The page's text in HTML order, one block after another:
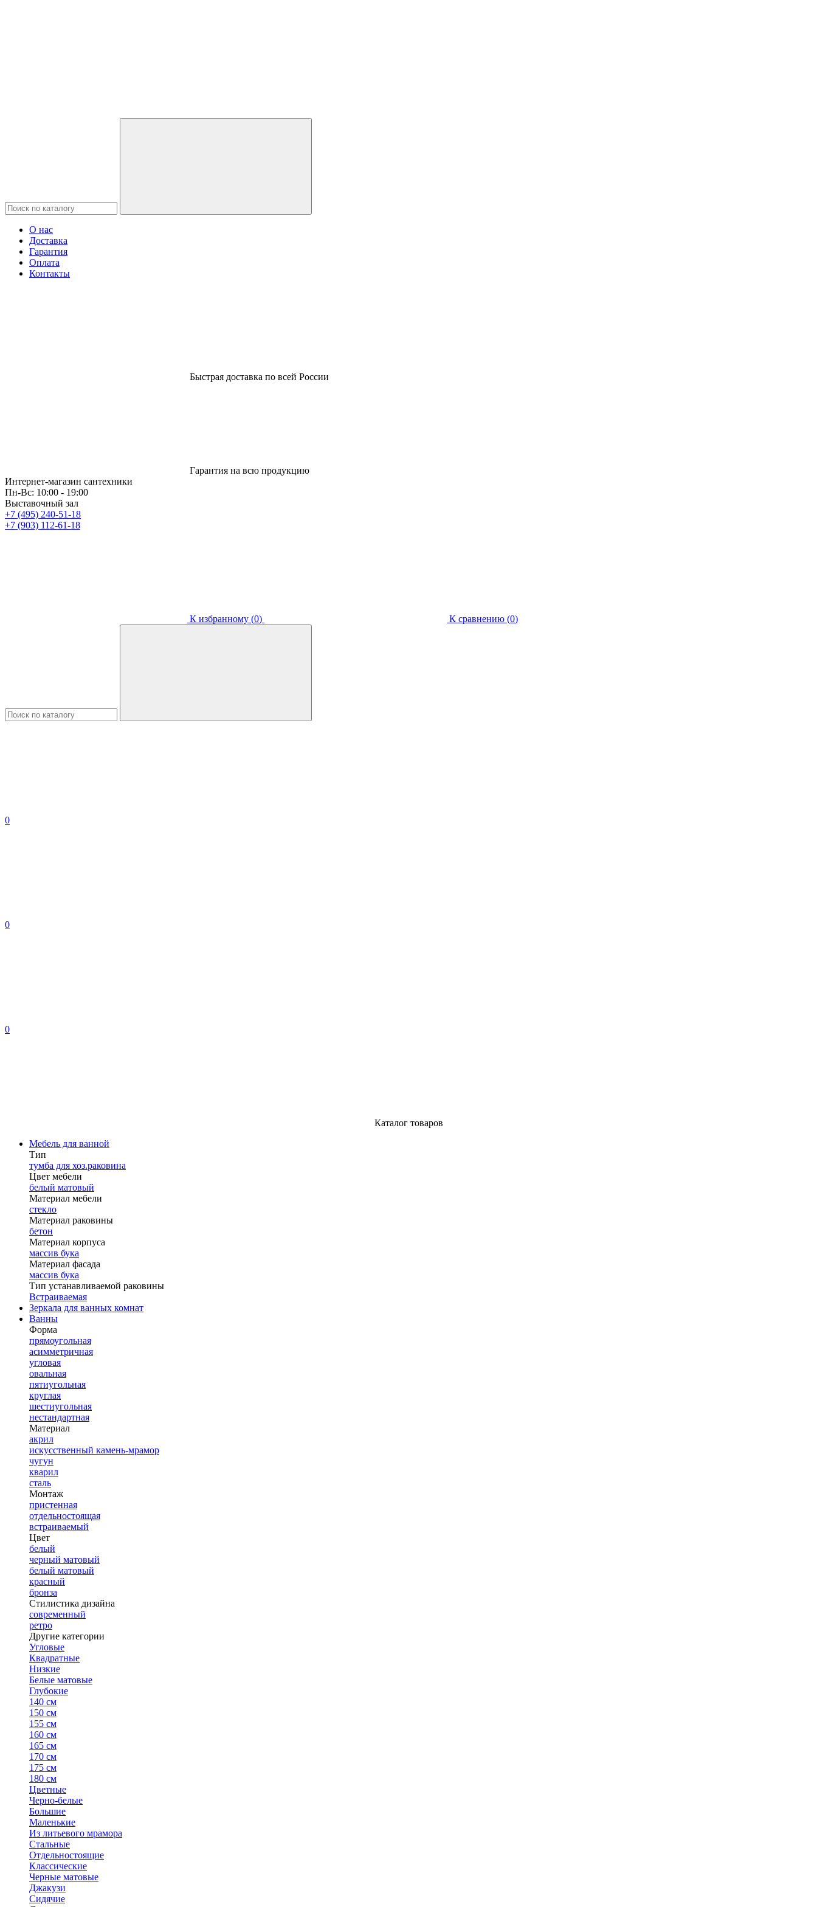
О нас
Доставка
Гарантия
Оплата
Контакты
Быстрая доставка по всей России
Гарантия на всю продукцию
Интернет-магазин сантехники
Пн-Вс: 10:00 - 19:00
Выставочный зал
+7 (495) 240-51-18
+7 (903) 112-61-18
К избранному (0) К сравнению (0)
0
0
0
Каталог товаров
Мебель для ванной
Тип
тумба для хоз.раковина
Цвет мебели
белый матовый
Материал мебели
стекло
Материал раковины
бетон
Материал корпуса
массив бука
Материал фасада
массив бука
Тип устанавливаемой раковины
Встраиваемая
Зеркала для ванных комнат
Ванны
Форма
прямоугольная
асимметричная
угловая
овальная
пятиугольная
круглая
шестиугольная
нестандартная
Материал
акрил
искусственный камень-мрамор
чугун
кварил
сталь
Монтаж
пристенная
отдельностоящая
встраиваемый
Цвет
белый
черный матовый
белый матовый
красный
бронза
Стилистика дизайна
современный
ретро
Другие категории
Угловые
Квадратные
Низкие
Белые матовые
Глубокие
140 см
150 см
155 см
160 см
165 см
170 см
175 см
180 см
Цветные
Черно-белые
Большие
Маленькие
Из литьевого мрамора
Стальные
Отдельностоящие
Классические
Черные матовые
Джакузи
Сидячие